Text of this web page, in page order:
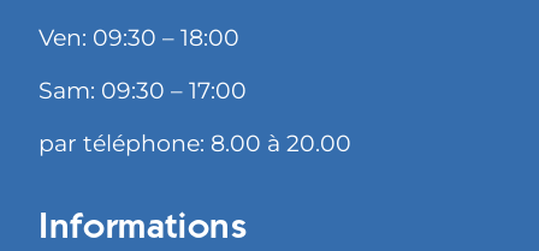
Ven: 09:30 – 18:00
Sam: 09:30 – 17:00
par téléphone: 8.00 à 20.00
Informations